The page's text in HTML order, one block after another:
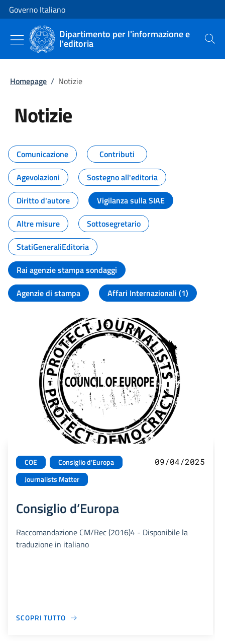
Vai al contenuto
Vai alla navigazione del sito
Governo Italiano
Dipartimento per l'informazione e
l'editoria Cerca
Homepage / Notizie
Notizie
Tutti i contenuti della pagina
Comunicazione
Contributi
Agevolazioni
Sostegno all'editoria
Diritto d'autore
Vigilanza sulla SIAE
Altre misure
Sottosegretario
StatiGeneraliEditoria
Rai agenzie stampa sondaggi
Agenzie di stampa
Affari Internazionali (1)
COE
Consiglio d'Europa
Journalists Matter
09/04/2025
Consiglio d’Europa
Raccomandazione CM/Rec (2016)4 - Disponibile la
traduzione in italiano
SCOPRI TUTTO